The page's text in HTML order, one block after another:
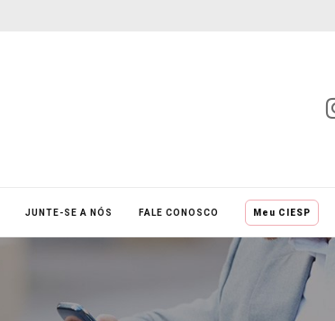
JUNTE-SE A NÓS FALE CONOSCO Meu CIESP